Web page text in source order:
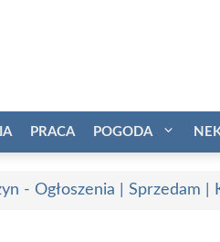
PRACA POGODA
- Ogłoszenia | Sprzedam |